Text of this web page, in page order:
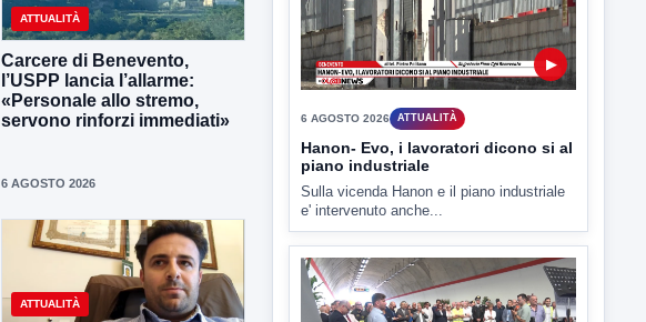
ATTUALITÀ
Carcere di Benevento,
l’USPP lancia l’allarme:
«Personale allo stremo,
servono rinforzi immediati»
6 AGOSTO 2026
ATTUALITÀ
▶
Hanon- Evo, i lavoratori dicono si al
piano industriale
Sulla vicenda Hanon e il piano industriale
e' intervenuto anche...